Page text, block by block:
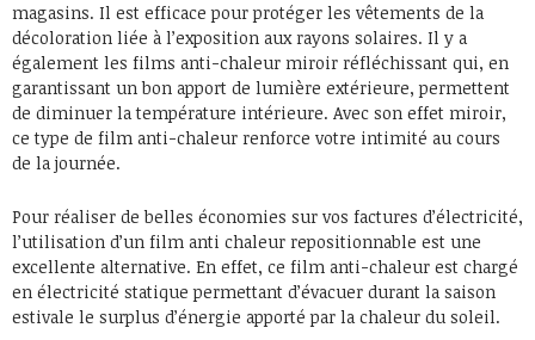
magasins. Il est efficace pour protéger les vêtements de la
décoloration liée à l’exposition aux rayons solaires. Il y a
également les films anti-chaleur miroir réfléchissant qui, en
garantissant un bon apport de lumière extérieure, permettent
de diminuer la température intérieure. Avec son effet miroir,
ce type de film anti-chaleur renforce votre intimité au cours
de la journée.
Pour réaliser de belles économies sur vos factures d’électricité,
l’utilisation d’un film anti chaleur repositionnable est une
excellente alternative. En effet, ce film anti-chaleur est chargé
en électricité statique permettant d’évacuer durant la saison
estivale le surplus d’énergie apporté par la chaleur du soleil.